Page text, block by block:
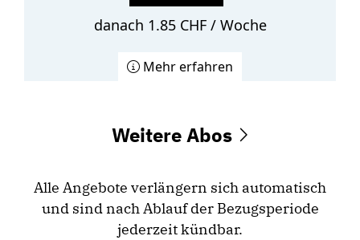
danach 1.85 CHF / Woche
Mehr erfahren
Weitere Abos
Alle Angebote verlängern sich automatisch
und sind nach Ablauf der Bezugsperiode
jederzeit kündbar.